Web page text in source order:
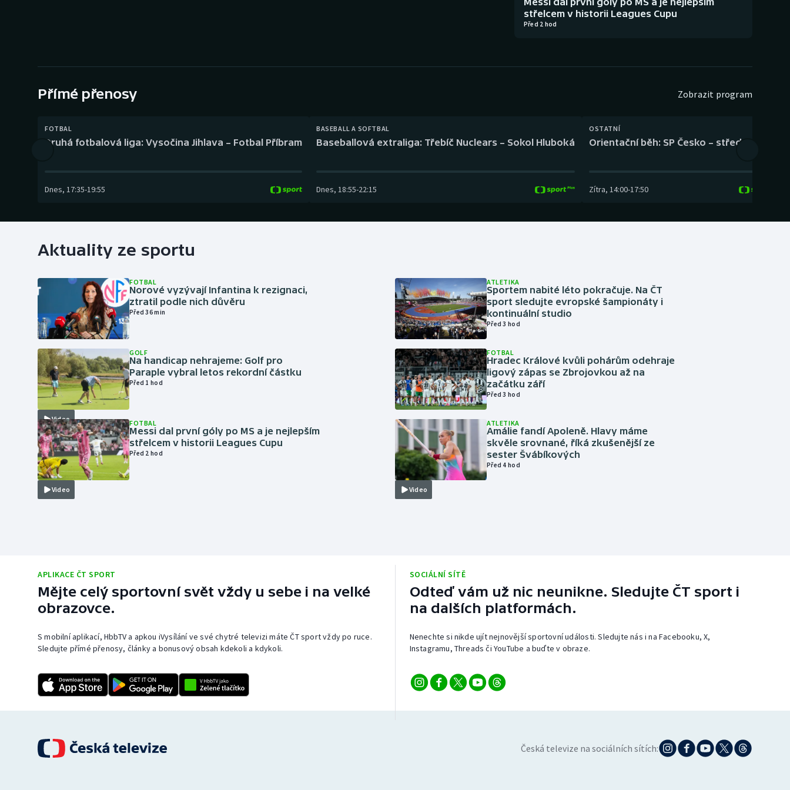
Gymnastika Plážový volejbal
střelcem v historii Leagues Cupu
Před 2 hod
Přímé přenosy Zobrazit program
FOTBAL
Druhá fotbalová liga: Vysočina Jihlava – Fotbal Příbram
Dnes, 17:35-19:55
BASEBALL A SOFTBAL
Baseballová extraliga: Třebíč Nuclears – Sokol Hluboká
Dnes, 18:55-22:15
OSTATNÍ
Orientační běh: SP Česko – střední trať
Zítra, 14:00-17:50
Aktuality ze sportu
FOTBAL
Norové vyzývají Infantina k rezignaci,
ztratil podle nich důvěru
Před 36 min
Video
GOLF
Na handicap nehrajeme: Golf pro
Paraple vybral letos rekordní částku
Před 1 hod
Video
FOTBAL
Messi dal první góly po MS a je nejlepším
střelcem v historii Leagues Cupu
Před 2 hod
ATLETIKA
Sportem nabité léto pokračuje. Na ČT
sport sledujte evropské šampionáty i
kontinuální studio
Před 3 hod
FOTBAL
Hradec Králové kvůli pohárům odehraje
ligový zápas se Zbrojovkou až na
začátku září
Před 3 hod
Video
ATLETIKA
Amálie fandí Apoleně. Hlavy máme
skvěle srovnané, říká zkušenější ze
sester Švábíkových
Před 4 hod
APLIKACE ČT SPORT
Mějte celý sportovní svět vždy u sebe i na velké
obrazovce.
S mobilní aplikací, HbbTV a apkou iVysílání ve své chytré televizi máte ČT sport vždy po ruce.
Sledujte přímé přenosy, články a bonusový obsah kdekoli a kdykoli.
SOCIÁLNÍ SÍTĚ
Odteď vám už nic neunikne. Sledujte ČT sport i
na dalších platformách.
Nenechte si nikde ujít nejnovější sportovní události. Sledujte nás i na Facebooku, X,
Instagramu, Threads či YouTube a buďte v obraze.
Česká televize na sociálních sítích: